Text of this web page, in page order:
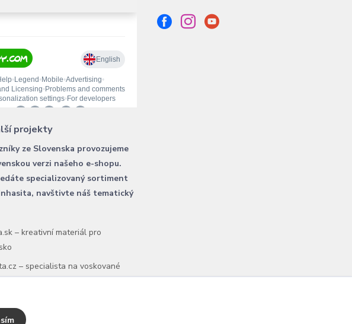
projekty
ze Slovenska provozujeme
verzi našeho e-shopu.
specializovaný sortiment
navštivte náš tematický
– kreativní materiál pro
– specialista na voskované